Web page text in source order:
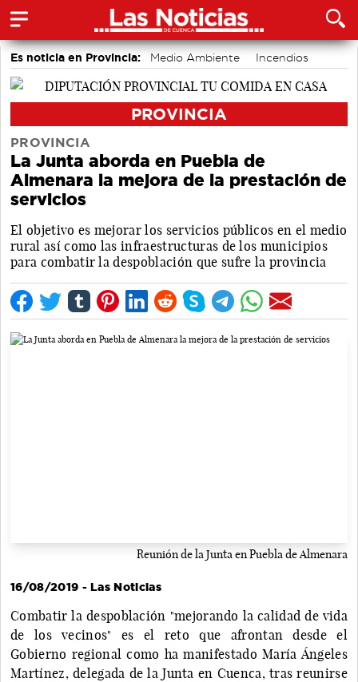
Es noticia en Provincia: Medio Ambiente
Incendios
Movilidad
PROVINCIA
PROVINCIA
La Junta aborda en Puebla de
Almenara la mejora de la prestación de
servicios
El objetivo es mejorar los servicios públicos en el medio
rural así como las infraestructuras de los municipios
para combatir la despoblación que sufre la provincia
Reunión de la Junta en Puebla de Almenara
16/08/2019 - Las Noticias
Combatir la despoblación "mejorando la calidad de vida
de los vecinos" es el reto que afrontan desde el
Gobierno regional como ha manifestado María Ángeles
Martínez, delegada de la Junta en Cuenca, tras reunirse